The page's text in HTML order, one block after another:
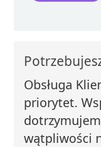
Obsługa
priorytet.
wątpliwości